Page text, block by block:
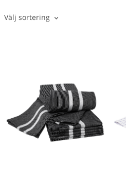
Välj sortering